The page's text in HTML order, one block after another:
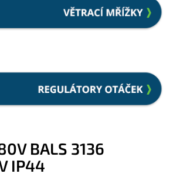
BALS 3136
IP44